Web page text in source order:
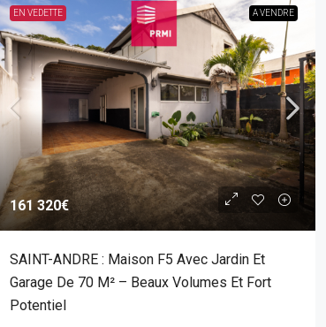
EN VEDETTE A VENDRE
161 320€
SAINT-ANDRE : Maison F5 Avec Jardin Et
Garage De 70 M² – Beaux Volumes Et Fort
Potentiel